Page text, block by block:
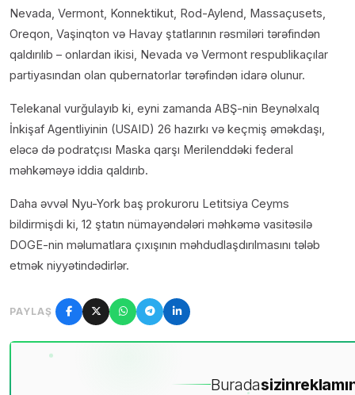
Nevada, Vermont, Konnektikut, Rod-Aylend, Massaçusets,
Oreqon, Vaşinqton və Havay ştatlarının rəsmiləri tərəfindən
qaldırılıb – onlardan ikisi, Nevada və Vermont respublikaçılar
partiyasından olan qubernatorlar tərəfindən idarə olunur.
Telekanal vurğulayıb ki, eyni zamanda ABŞ-nin Beynəlxalq
İnkişaf Agentliyinin (USAID) 26 hazırkı və keçmiş əməkdaşı,
eləcə də podratçısı Maska qarşı Merilenddəki federal
məhkəməyə iddia qaldırıb.
Daha əvvəl Nyu-York baş prokuroru Letitsiya Ceyms
bildirmişdi ki, 12 ştatın nümayəndələri məhkəmə vasitəsilə
DOGE-nin məlumatlara çıxışının məhdudlaşdırılmasını tələb
etmək niyyətindədirlər.
PAYLAŞ
Buradasizin